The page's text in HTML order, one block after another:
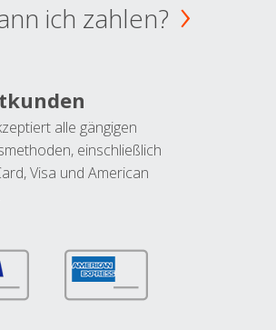
ich zahlen?
alle gängigen
einschließlich
Visa und American